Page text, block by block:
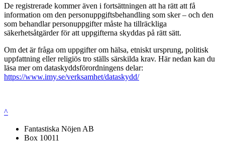
De registrerade kommer även i fortsättningen att ha rätt att få
information om den personuppgiftsbehandling som sker – och den
som behandlar personuppgifter måste ha tillräckliga
säkerhetsåtgärder för att uppgifterna skyddas på rätt sätt.
Om det är fråga om uppgifter om hälsa, etniskt ursprung, politisk
uppfattning eller religiös tro ställs särskilda krav. Här nedan kan du
läsa mer om dataskyddsförordningens delar:
https://www.imy.se/verksamhet/dataskydd/
^
Fantastiska Nöjen AB
Box 10011